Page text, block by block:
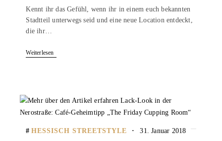
Kennt ihr das Gefühl, wenn ihr in einem euch bekannten
Stadtteil unterwegs seid und eine neue Location entdeckt,
die ihr…
Weiterlesen
HESSISCH STREETSTYLE 31. Januar 2018